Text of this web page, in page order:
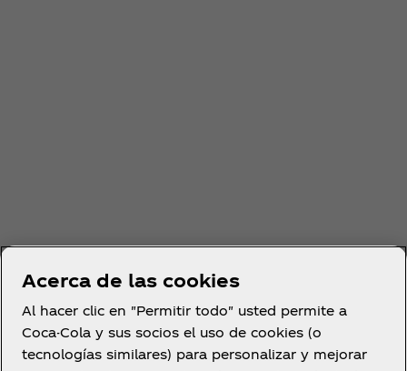
©2025 The Coca‑Cola Company
©2025 Lucasfilm Ltd.
Acerca de las cookies
Al hacer clic en "Permitir todo" usted permite a
Coca-Cola y sus socios el uso de cookies (o
tecnologías similares) para personalizar y mejorar